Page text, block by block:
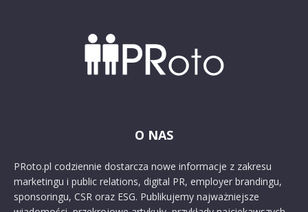
O NAS
PRoto.pl codziennie dostarcza nowe informacje z zakresu
marketingu i public relations, digital PR, employer brandingu,
sponsoringu, CSR oraz ESG. Publikujemy najważniejsze